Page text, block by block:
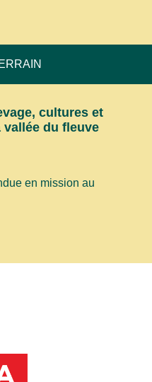
cultures et
du fleuve
en mission au